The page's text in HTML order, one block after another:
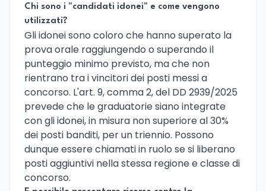
Chi sono i "candidati idonei" e come vengono
utilizzati?
Gli idonei sono coloro che hanno superato la
prova orale raggiungendo o superando il
punteggio minimo previsto, ma che non
rientrano tra i vincitori dei posti messi a
concorso. L'art. 9, comma 2, del DD 2939/2025
prevede che le graduatorie siano integrate
con gli idonei, in misura non superiore al 30%
dei posti banditi, per un triennio. Possono
dunque essere chiamati in ruolo se si liberano
posti aggiuntivi nella stessa regione e classe di
concorso.